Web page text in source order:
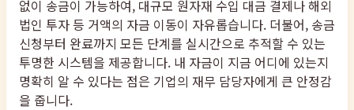
없이 송금이 가능하여, 대규모 원자재 수입 대금 결제나 해외
법인 투자 등 거액의 자금 이동이 자유롭습니다. 더불어, 송금
신청부터 완료까지 모든 단계를 실시간으로 추적할 수 있는
투명한 시스템을 제공합니다. 내 자금이 지금 어디에 있는지
명확히 알 수 있다는 점은 기업의 재무 담당자에게 큰 안정감
을 줍니다.